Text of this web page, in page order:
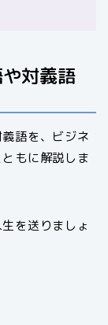
対義語
語を、ビジネ
もに解説しま
を送りましょ